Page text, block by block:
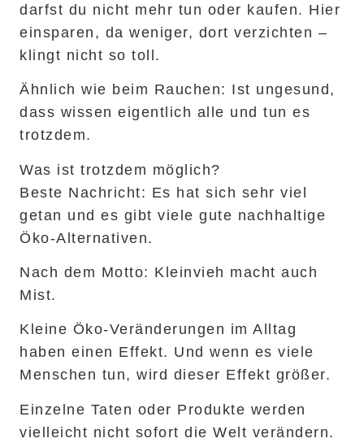
darfst du nicht mehr tun oder kaufen. Hier
einsparen, da weniger, dort verzichten –
klingt nicht so toll.
Ähnlich wie beim Rauchen: Ist ungesund,
dass wissen eigentlich alle und tun es
trotzdem.
Was ist trotzdem möglich?
Beste Nachricht: Es hat sich sehr viel
getan und es gibt viele gute nachhaltige
Öko-Alternativen.
Nach dem Motto: Kleinvieh macht auch
Mist.
Kleine Öko-Veränderungen im Alltag
haben einen Effekt. Und wenn es viele
Menschen tun, wird dieser Effekt größer.
Einzelne Taten oder Produkte werden
vielleicht nicht sofort die Welt verändern.